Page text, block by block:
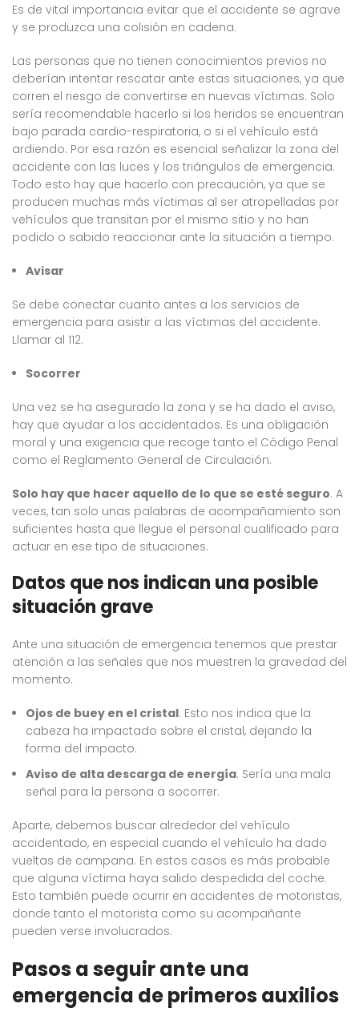
Es de vital importancia evitar que el accidente se agrave
y se produzca una colisión en cadena.
Las personas que no tienen conocimientos previos no
deberían intentar rescatar ante estas situaciones, ya que
corren el riesgo de convertirse en nuevas víctimas. Solo
sería recomendable hacerlo si los heridos se encuentran
bajo parada cardio-respiratoria, o si el vehículo está
ardiendo. Por esa razón es esencial señalizar la zona del
accidente con las luces y los triángulos de emergencia.
Todo esto hay que hacerlo con precaución, ya que se
producen muchas más víctimas al ser atropelladas por
vehículos que transitan por el mismo sitio y no han
podido o sabido reaccionar ante la situación a tiempo.
Avisar
Se debe conectar cuanto antes a los servicios de
emergencia para asistir a las víctimas del accidente.
Llamar al 112.
Socorrer
Una vez se ha asegurado la zona y se ha dado el aviso,
hay que ayudar a los accidentados. Es una obligación
moral y una exigencia que recoge tanto el Código Penal
como el Reglamento General de Circulación.
Solo hay que hacer aquello de lo que se esté seguro. A
veces, tan solo unas palabras de acompañamiento son
suficientes hasta que llegue el personal cualificado para
actuar en ese tipo de situaciones.
Datos que nos indican una posible
situación grave
Ante una situación de emergencia tenemos que prestar
atención a las señales que nos muestren la gravedad del
momento.
Ojos de buey en el cristal. Esto nos indica que la
cabeza ha impactado sobre el cristal, dejando la
forma del impacto.
Aviso de alta descarga de energía. Sería una mala
señal para la persona a socorrer.
Aparte, debemos buscar alrededor del vehículo
accidentado, en especial cuando el vehículo ha dado
vueltas de campana. En estos casos es más probable
que alguna víctima haya salido despedida del coche.
Esto también puede ocurrir en accidentes de motoristas,
donde tanto el motorista como su acompañante
pueden verse involucrados.
Pasos a seguir ante una
emergencia de primeros auxilios